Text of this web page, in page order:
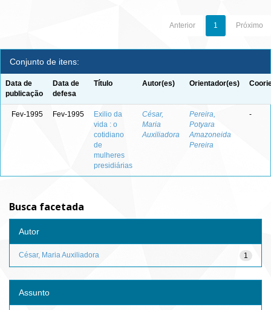
Anterior 1 Próximo
Conjunto de itens:
Data de
publicação
Data de
defesa
Título Autor(es) Orientador(es)
Fev-1995 Fev-1995
Exilio da
vida : o
cotidiano
de
mulheres
presidiárias
César,
Maria
Auxiliadora
Pereira,
Potyara
Amazoneida
Pereira
-
Busca facetada
Autor
1
César, Maria Auxiliadora
Assunto